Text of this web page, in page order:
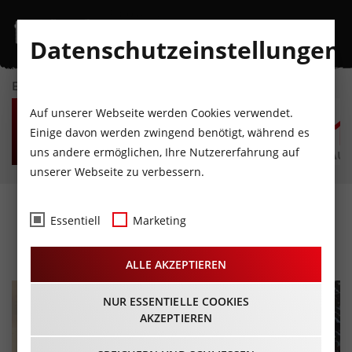
EVENTKALENDER
SA
8
AUGUST
SO
9
AUGUST
MO
10
AUGUST
DI
11
AUGUST
MI
12
AUGUST
Goodbye 4-SB Bäreck
23.03.2025 - Beginn 11:00 Uhr
Datenschutzeinstellungen
Auf unserer Webseite werden Cookies verwendet.
Einige davon werden zwingend benötigt, während es
uns andere ermöglichen, Ihre Nutzererfahrung auf
unserer Webseite zu verbessern.
Essentiell Marketing
ALLE AKZEPTIEREN
NUR ESSENTIELLE COOKIES
AKZEPTIEREN